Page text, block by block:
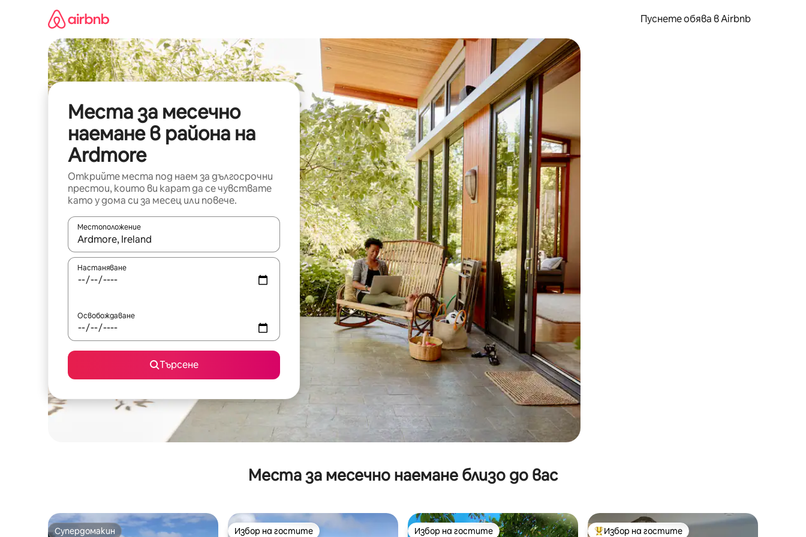
съдържанието
Пуснете обява в Airbnb
Места за месечно
наемане в района на
Ardmore
Открийте места под наем за дългосрочни
престои, които ви карат да се чувствате
като у дома си за месец или повече.
Местоположение
Когато резултатите се покажат, използвайте клавишите със стрелки нагоре и надолу или навигирайте с докосване или плъзгане.
Настаняване
Освобождаване
Търсене
Места за месечно наемане близо до вас
Супердомакин Избор на гостите Избор на гостите Избор на гостите